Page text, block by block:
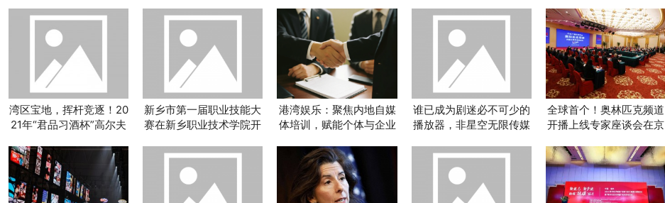
湾区宝地，挥杆竞逐！20
21年“君品习酒杯”高尔夫
赛
新乡市第一届职业技能大
赛在新乡职业技术学院开
港湾娱乐：聚焦内地自媒
体培训，赋能个体与企业
谁已成为剧迷必不可少的
播放器，非星空无限传媒
全球首个！奥林匹克频道
开播上线专家座谈会在京